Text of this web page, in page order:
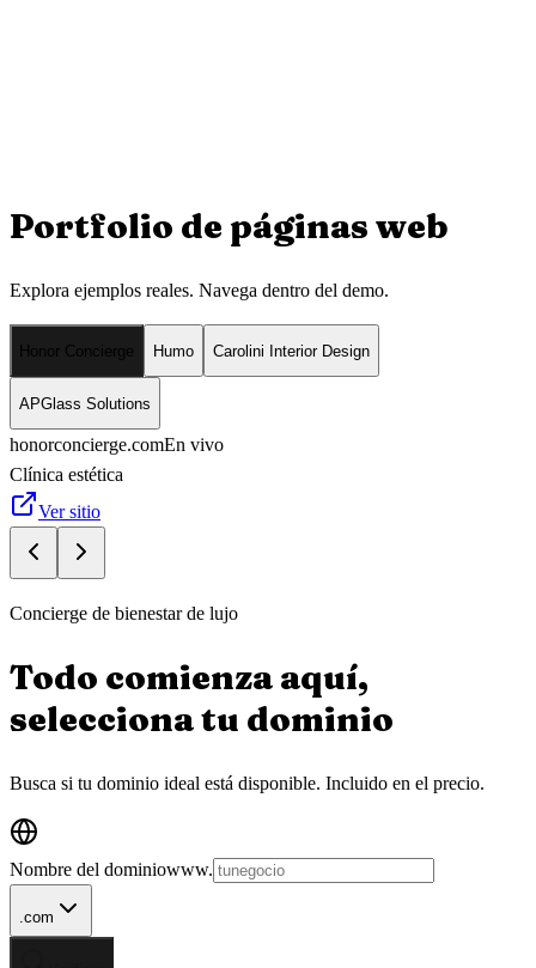
Portfolio de páginas web
Explora ejemplos reales. Navega dentro del demo.
Honor Concierge Humo Carolini Interior Design
APGlass Solutions
honorconcierge.comEn vivo
Clínica estética
Ver sitio
Concierge de bienestar de lujo
Todo comienza aquí,
selecciona tu dominio
Busca si tu dominio ideal está disponible. Incluido en el precio.
Nombre del dominiowww.
.com